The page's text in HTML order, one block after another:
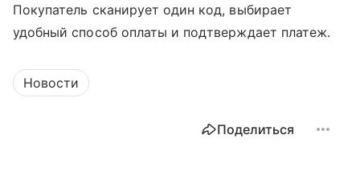
Покупатель сканирует один код, выбирает
удобный способ оплаты и подтверждает платеж.
Новости
Поделиться